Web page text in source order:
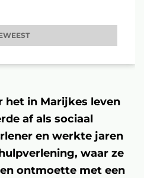
het in Marijkes leven
af als sociaal
en werkte jaren
waar ze
ontmoette met een